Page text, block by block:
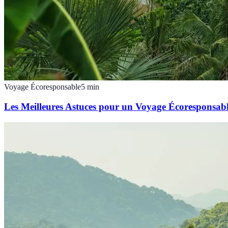
Voyage Écoresponsable5 min
Les Meilleures Astuces pour un Voyage